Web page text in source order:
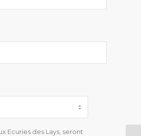
Ecuries des Lays, seront